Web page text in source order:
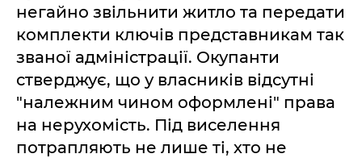
негайно звільнити житло та передати
комплекти ключів представникам так
званої адміністрації. Окупанти
стверджує, що у власників відсутні
"належним чином оформлені" права
на нерухомість. Під виселення
потрапляють не лише ті, хто не